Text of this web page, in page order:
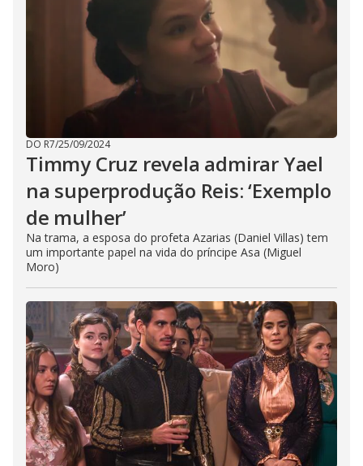
DO R7/25/09/2024
Timmy Cruz revela admirar Yael
na superprodução Reis: ‘Exemplo
de mulher’
Na trama, a esposa do profeta Azarias (Daniel Villas) tem
um importante papel na vida do príncipe Asa (Miguel
Moro)